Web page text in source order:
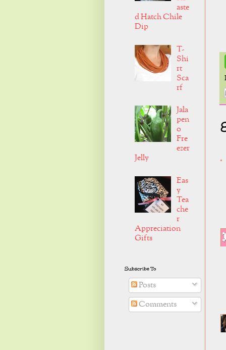
aste
d Hatch Chile
Dip
T-
Shi
rt
Sca
rf
Jala
pen
o
Fre
ezer
Jelly
Eas
y
Tea
che
r
Appreciation
Gifts
Subscribe To
Posts
Comments